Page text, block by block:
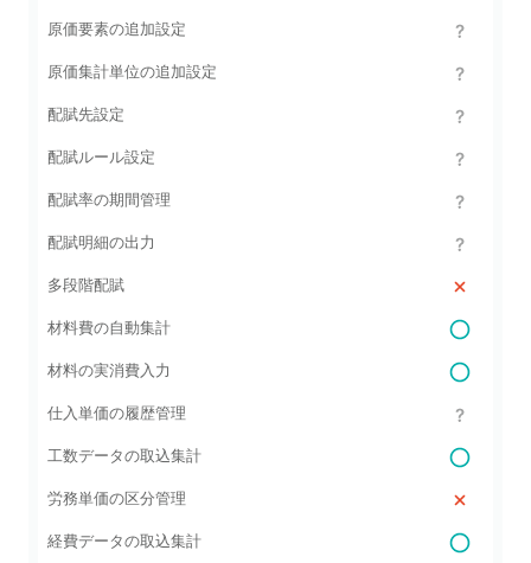
原価要素の追加設定
原価集計単位の追加設定
配賦先設定
配賦ルール設定
配賦率の期間管理
配賦明細の出力
多段階配賦
材料費の自動集計
材料の実消費入力
仕入単価の履歴管理
工数データの取込集計
労務単価の区分管理
経費データの取込集計